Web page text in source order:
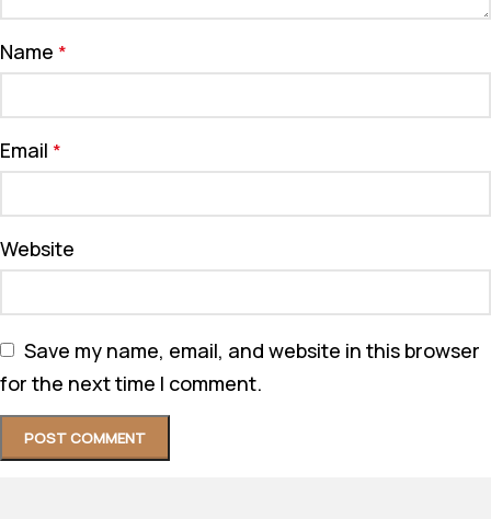
Name *
Email *
Website
Save my name, email, and website in this browser
for the next time I comment.